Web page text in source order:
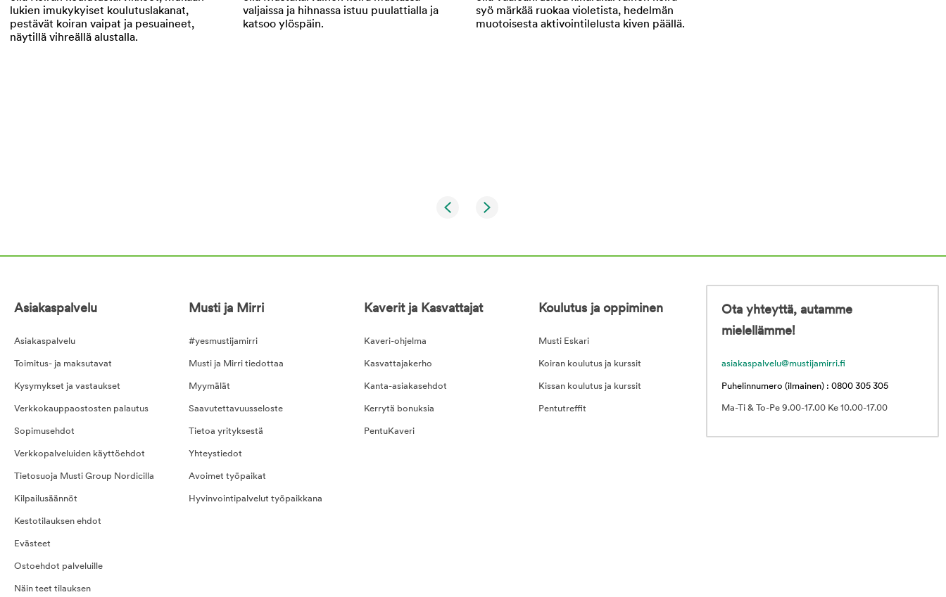
Asiakaspalvelu
Asiakaspalvelu
Toimitus- ja maksutavat
Kysymykset ja vastaukset
Verkkokauppaostosten palautus
Sopimusehdot
Verkkopalveluiden käyttöehdot
Tietosuoja Musti Group Nordicilla
Kilpailusäännöt
Kestotilauksen ehdot
Evästeet
Ostoehdot palveluille
Näin teet tilauksen
Musti ja Mirri
#yesmustijamirri
Musti ja Mirri tiedottaa
Myymälät
Saavutettavuusseloste
Tietoa yrityksestä
Yhteystiedot
Avoimet työpaikat
Hyvinvointipalvelut työpaikkana
Kaverit ja Kasvattajat
Kaveri-ohjelma
Kasvattajakerho
Kanta-asiakasehdot
Kerrytä bonuksia
PentuKaveri
Koulutus ja oppiminen
Musti Eskari
Koiran koulutus ja kurssit
Kissan koulutus ja kurssit
Pentutreffit
Ota yhteyttä, autamme
mielellämme!
asiakaspalvelu@mustijamirri.fi
Puhelinnumero (ilmainen) : 0800 305 305
Ma-Ti & To-Pe 9.00-17.00 Ke 10.00-17.00